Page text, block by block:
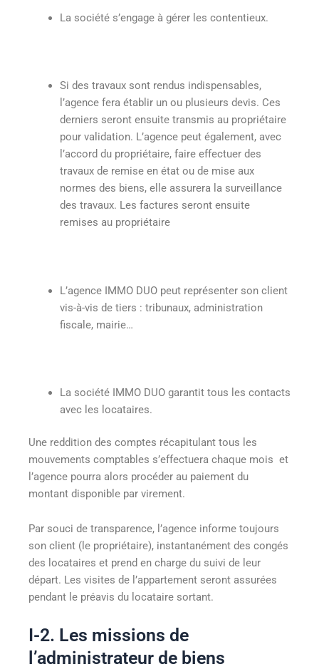
La société s’engage à gérer les contentieux.
Si des travaux sont rendus indispensables,
l’agence fera établir un ou plusieurs devis. Ces
derniers seront ensuite transmis au propriétaire
pour validation. L’agence peut également, avec
l’accord du propriétaire, faire effectuer des
travaux de remise en état ou de mise aux
normes des biens, elle assurera la surveillance
des travaux. Les factures seront ensuite
remises au propriétaire
L’agence IMMO DUO peut représenter son client
vis-à-vis de tiers : tribunaux, administration
fiscale, mairie…
La société IMMO DUO garantit tous les contacts
avec les locataires.
Une reddition des comptes récapitulant tous les
mouvements comptables s’effectuera chaque mois et
l’agence pourra alors procéder au paiement du
montant disponible par virement.
Par souci de transparence, l’agence informe toujours
son client (le propriétaire), instantanément des congés
des locataires et prend en charge du suivi de leur
départ. Les visites de l’appartement seront assurées
pendant le préavis du locataire sortant.
I-2. Les missions de
l’administrateur de biens